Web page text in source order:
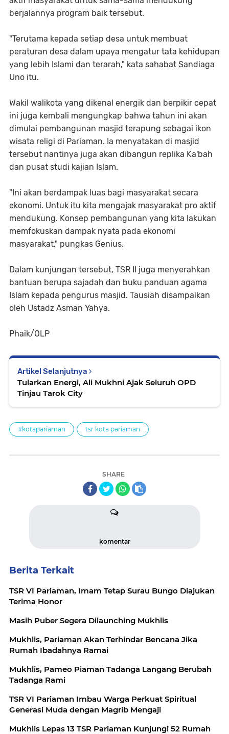
berjalannya program baik tersebut.
"Terutama kepada setiap desa untuk membuat
peraturan desa dalam upaya mengatur tata kehidupan
yang lebih Islami dan terarah," kata sahabat Sandiaga
Uno itu.
Wakil walikota yang dikenal energik dan berpikir cepat
ini juga kembali mengungkap bahwa tahun ini akan
dimulai pembangunan masjid terapung sebagai ikon
wisata religi di Pariaman. Ia menyatakan di masjid
tersebut nantinya juga akan dibangun replika Ka'bah
dan pusat studi kajian Islam.
"Ini akan berdampak luas bagi masyarakat secara
ekonomi. Untuk itu kita mengajak masyarakat pro aktif
mendukung. Konsep pembangunan yang kita lakukan
memfokuskan dampak nyata pada ekonomi
masyarakat," pungkas Genius.
Dalam kunjungan tersebut, TSR II juga menyerahkan
bantuan berupa sajadah dan buku panduan agama
Islam kepada pengurus masjid. Tausiah disampaikan
oleh Ustadz Asman Yahya.
Phaik/OLP
Artikel Selanjutnya
Tularkan Energi, Ali Mukhni Ajak Seluruh OPD
Tinjau Tarok City
#kotapariaman tsr kota pariaman
SHARE
komentar
Berita Terkait
TSR VI Pariaman, Imam Tetap Surau Bungo Diajukan
Terima Honor
Masih Puber Segera Dilaunching Mukhlis
Mukhlis, Pariaman Akan Terhindar Bencana Jika
Rumah Ibadahnya Ramai
Mukhlis, Pameo Piaman Tadanga Langang Berubah
Tadanga Rami
TSR VI Pariaman Imbau Warga Perkuat Spiritual
Generasi Muda dengan Magrib Mengaji
Mukhlis Lepas 13 TSR Pariaman Kunjungi 52 Rumah